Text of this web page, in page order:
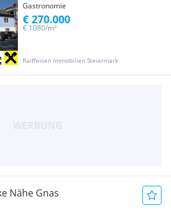
Gastronomie
Raiffeisen Immobilien Steiermark
€ 1080/m²
€ 270.000
Nähe Gnas